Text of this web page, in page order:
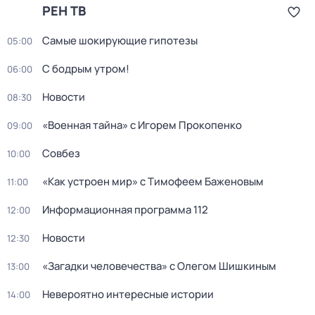
РЕН ТВ
05:00 Самые шoкиpующие гипотезы
06:00 С бодрым утром!
08:30 Новости
09:00 «Военная тайна» с Игорем Прокопенко
10:00 Совбез
11:00 «Как устроен мир» с Тимофеем Баженовым
12:00 Информационная программа 112
12:30 Новости
13:00 «Загадки человечества» с Олегом Шишкиным
14:00 Невероятно интересные истории